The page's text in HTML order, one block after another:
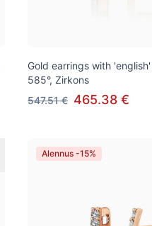
Gold earrings with
585°, Zirkons
547.51 € 465.38 €
Alennus -15%